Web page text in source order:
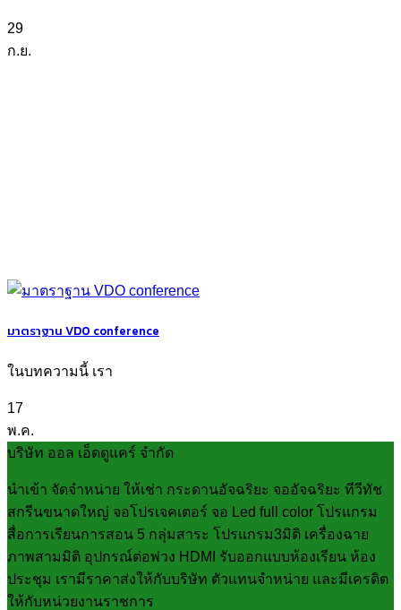
29
ก.ย.
มาตราฐาน VDO conference
ในบทความนี้ เรา
17
พ.ค.
บริษัท ออล เอ็ดดูแคร์ จำกัด
นำเข้า จัดจำหน่าย ให้เช่า กระดานอัจฉริยะ จออัจฉริยะ ทีวีทัช
สกรีนขนาดใหญ่ จอโปรเจคเตอร์ จอ Led full color โปรแกรม
สื่อการเรียนการสอน 5 กลุ่มสาระ โปรแกรม3มิติ เครื่องฉาย
ภาพสามมิติ อุปกรณ์ต่อพ่วง HDMI รับออกแบบห้องเรียน ห้อง
ประชุม เรามีราคาส่งให้กับบริษัท ตัวแทนจำหน่าย และมีเครดิต
ให้กับหน่วยงานราชการ